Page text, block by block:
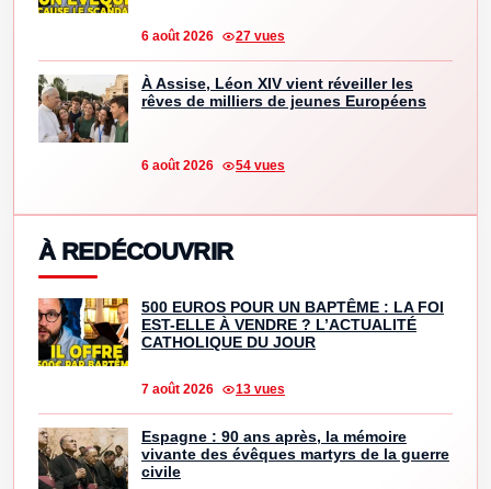
6 août 2026 27 vues
À Assise, Léon XIV vient réveiller les
rêves de milliers de jeunes Européens
6 août 2026 54 vues
À REDÉCOUVRIR
500 EUROS POUR UN BAPTÊME : LA FOI
EST-ELLE À VENDRE ? L’ACTUALITÉ
CATHOLIQUE DU JOUR
7 août 2026 13 vues
Espagne : 90 ans après, la mémoire
vivante des évêques martyrs de la guerre
civile